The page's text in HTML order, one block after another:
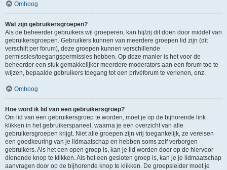
Omhoog
Wat zijn gebruikersgroepen?
Als de beheerder gebruikers wil groeperen, kan hij/zij dit doen door middel van
gebruikersgroepen. Gebruikers kunnen van meerdere groepen lid zijn (dit
verschilt per forum), deze groepen kunnen verschillende
permissies/toegangspermissies hebben. Op deze manier is het voor de
beheerder een stuk gemakkelijker meerdere moderators aan een forum toe te
wijzen, bepaalde gebruikers toegang tot een privéforum te verlenen, enz.
Omhoog
Hoe word ik lid van een gebruikersgroep?
Om lid van een gebruikersgroep te worden, moet je op de bijhorende link
klikken in het gebruikerspaneel, waarna je een overzicht van alle
gebruikersgroepen krijgt. Niet alle groepen zijn vrij toegankelijk, ze vereisen
een goedkeuring van je lidmaatschap en hebben soms zelf verborgen
gebruikers. Als het een open groep is, kan je lid worden door op de hiervoor
dienende knop te klikken. Als het een gesloten groep is, kan je je lidmaatschap
aanvragen door op de bijhorende knop te klikken. De groepsleider moet je